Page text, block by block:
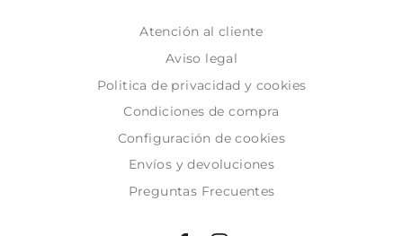
Atención al cliente
Aviso legal
Politica de privacidad y cookies
Condiciones de compra
Configuración de cookies
Envíos y devoluciones
Preguntas Frecuentes